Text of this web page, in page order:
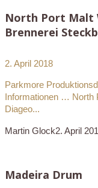
North Port Malt
Brennerei
2. April 2018
Parkmore
Informationen … North
Diageo...
Martin Glock2. April
Madeira Drum